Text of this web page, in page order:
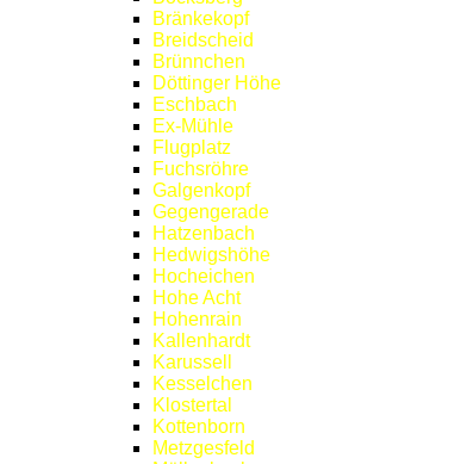
Bränkekopf
Breidscheid
Brünnchen
Döttinger Höhe
Eschbach
Ex-Mühle
Flugplatz
Fuchsröhre
Galgenkopf
Gegengerade
Hatzenbach
Hedwigshöhe
Hocheichen
Hohe Acht
Hohenrain
Kallenhardt
Karussell
Kesselchen
Klostertal
Kottenborn
Metzgesfeld